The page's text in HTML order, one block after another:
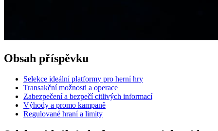
Obsah příspěvku
Selekce ideální platformy pro herní hry
Transakční možnosti a operace
Zabezpečení a bezpečí citlivých informací
Výhody a promo kampaně
Regulované hraní a limity